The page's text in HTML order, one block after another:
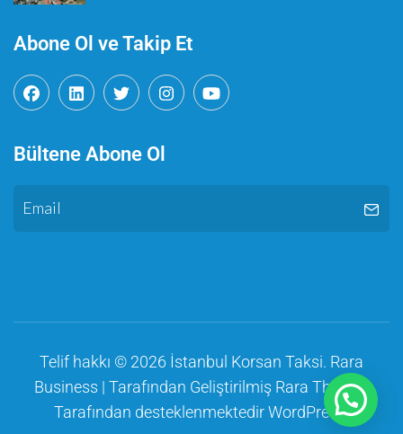
Abone Ol ve Takip Et
Bültene Abone Ol
Telif hakkı © 2026 İstanbul Korsan Taksi. Rara
Business | Tarafından Geliştirilmiş Rara Themes
Tarafından desteklenmektedirWordPress.